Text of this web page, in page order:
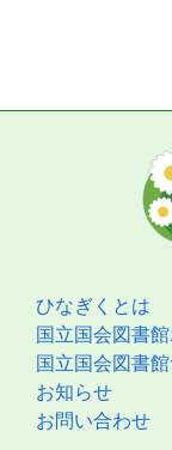
ひなぎくとは
国立国会図書
国立国会図書
お知らせ
お問い合わせ